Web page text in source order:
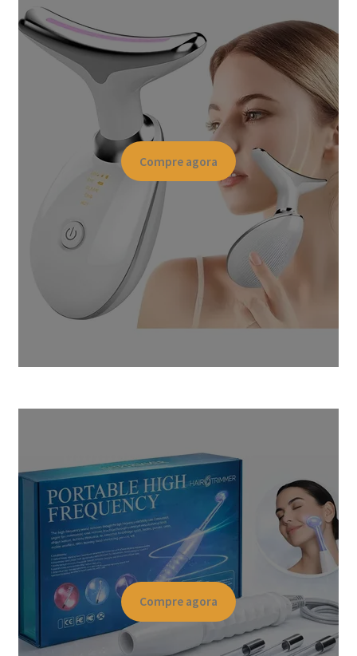
Compre agora
Compre agora